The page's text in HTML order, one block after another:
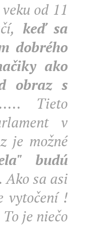
od 11
keď sa
dobrého
ako
obraz s
Tieto
v
je možné
budú
sa asi
vytočení !
To je niečo